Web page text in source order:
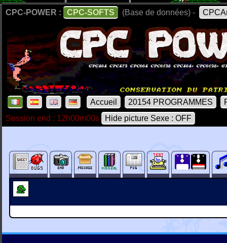
CPC-POWER : CPC-SOFTS (Base de données) -
Accueil 20154 PROGRAMMES
Session end : 12h00m00s
Hide picture Sexe : OFF